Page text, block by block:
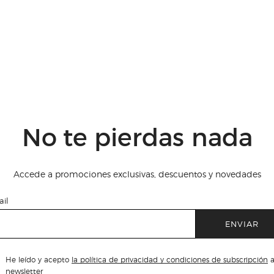
No te pierdas nada
Accede a promociones exclusivas, descuentos y novedades
ENVIAR
He leído y acepto la política de privacidad y condiciones de subscripción
newsletter